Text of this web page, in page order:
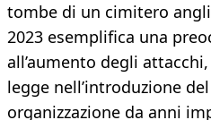
tombe di un cimitero
2023 esemplifica una
all’aumento degli
legge nell’introduzione
organizzazione da anni